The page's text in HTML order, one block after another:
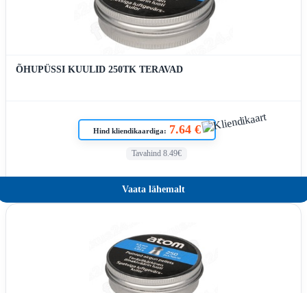
ÕHUPÜSSI KUULID 250TK TERAVAD
Hind kliendikaardiga: 7.64 €
Tavahind 8.49€
Vaata lähemalt